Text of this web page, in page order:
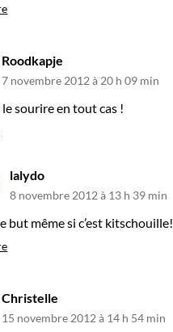
Roodkapje
7 novembre 2012 à 20 h 09 min
sourire en tout cas !
lalydo
8 novembre 2012 à 13 h 39 min
but même si c’est kitschouille!
Christelle
15 novembre 2012 à 14 h 54 min